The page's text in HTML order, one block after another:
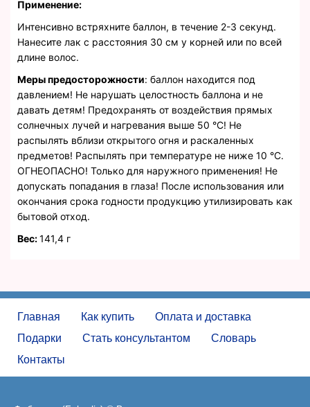
Применение:
Интенсивно встряхните баллон, в течение 2-3 секунд.
Нанесите лак с расстояния 30 см у корней или по всей
длине волос.
Меры предосторожности: баллон находится под
давлением! Не нарушать целостность баллона и не
давать детям! Предохранять от воздействия прямых
солнечных лучей и нагревания выше 50 °C! Не
распылять вблизи открытого огня и раскаленных
предметов! Распылять при температуре не ниже 10 °C.
ОГНЕОПАСНО! Только для наружного применения! Не
допускать попадания в глаза! После использования или
окончания срока годности продукцию утилизировать как
бытовой отход.
Вес:141,4 г
Главная Как купить
Оплата и доставка
Подарки
Стать консультантом
Словарь
Контакты